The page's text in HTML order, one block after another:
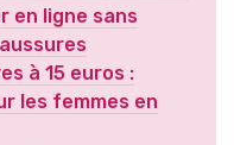
en ligne sans
à 15 euros :
les femmes en